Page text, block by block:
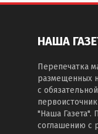
НАША
Перепечатка
размещенных
с
"Наша Газета".
соглашению с